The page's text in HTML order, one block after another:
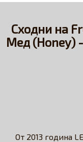
Сходни на
Мед (Honey)
От 2013 година